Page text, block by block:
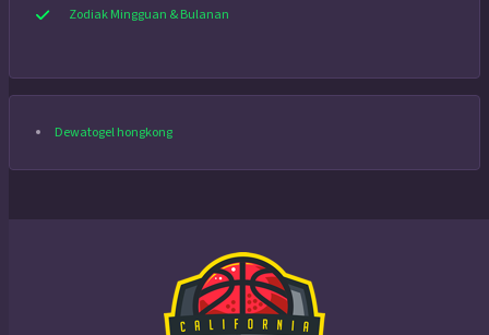
Zodiak Mingguan & Bulanan
Dewatogel hongkong